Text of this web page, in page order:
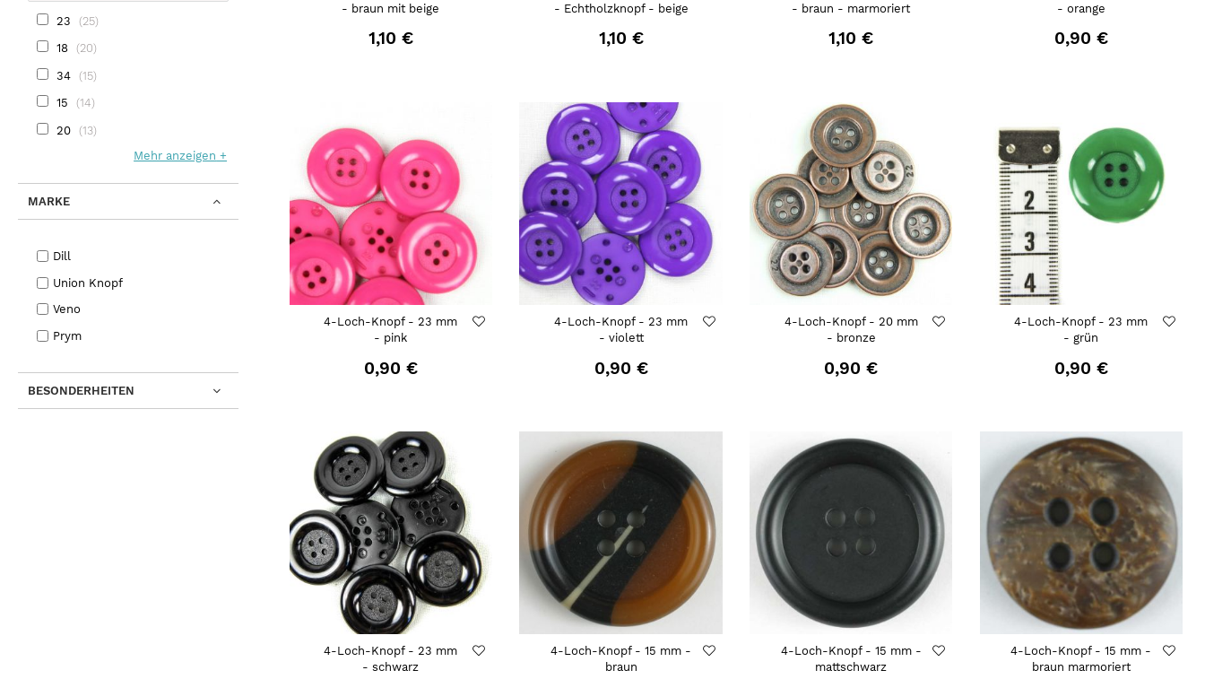
- braun mit beige
1,10 €
- Echtholzknopf - beige
1,10 €
- braun - marmoriert
1,10 €
- orange
0,90 €
4-Loch-Knopf - 23 mm
- pink
0,90 €
4-Loch-Knopf - 23 mm
- violett
0,90 €
4-Loch-Knopf - 20 mm
- bronze
0,90 €
4-Loch-Knopf - 23 mm
- grün
0,90 €
4-Loch-Knopf - 23 mm
- schwarz
4-Loch-Knopf - 15 mm -
braun
4-Loch-Knopf - 15 mm -
mattschwarz
4-Loch-Knopf - 15 mm -
braun marmoriert
23 25
18 20
34 15
15 14
20
13
Mehr anzeigen
MARKE
Dill
Union Knopf
Veno
Prym
BESONDERHEITEN